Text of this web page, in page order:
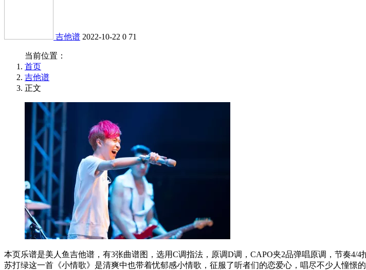
吉他谱 2022-10-22 0 71
当前位置：
首页
吉他谱
正文
本页乐谱是美人鱼吉他谱，有3张曲谱图，选用C调指法，原调D调，CAPO夹2品弹唱原调，节奏4/4
苏打绿这一首《小情歌》是清爽中也带着忧郁感小情歌，征服了听者们的恋爱心，唱尽不少人憧